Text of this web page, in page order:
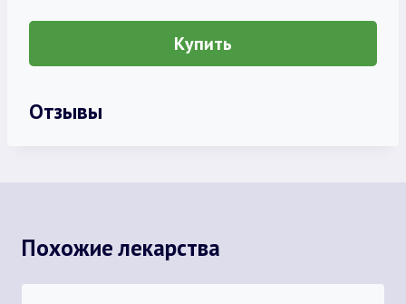
Купить
Отзывы
Похожие лекарства